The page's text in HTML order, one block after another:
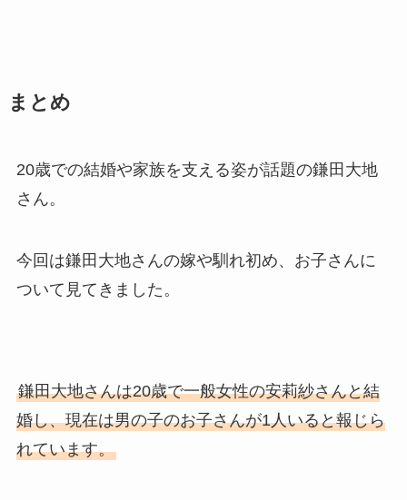
まとめ
20歳での結婚や家族を支える姿が話題の鎌田大地
さん。
今回は鎌田大地さんの嫁や馴れ初め、お子さんに
ついて見てきました。
鎌田大地さんは20歳で一般女性の安莉紗さんと結
婚し、現在は男の子のお子さんが1人いると報じら
れています。